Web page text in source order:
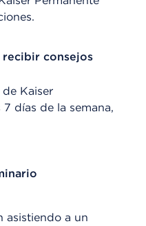
recibir consejos
Kaiser
días de la semana,
asistiendo a un